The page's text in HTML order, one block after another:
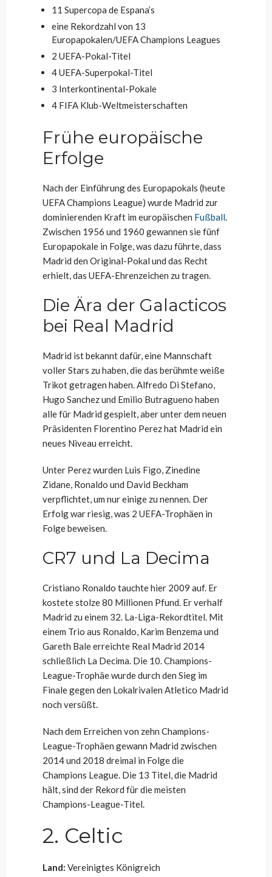
11 Supercopa de Espana’s
eine Rekordzahl von 13
Europapokalen/UEFA Champions Leagues
2 UEFA-Pokal-Titel
4 UEFA-Superpokal-Titel
3 Interkontinental-Pokale
4 FIFA Klub-Weltmeisterschaften
Frühe europäische
Erfolge
Nach der Einführung des Europapokals (heute
UEFA Champions League) wurde Madrid zur
dominierenden Kraft im europäischen Fußball.
Zwischen 1956 und 1960 gewannen sie fünf
Europapokale in Folge, was dazu führte, dass
Madrid den Original-Pokal und das Recht
erhielt, das UEFA-Ehrenzeichen zu tragen.
Die Ära der Galacticos
bei Real Madrid
Madrid ist bekannt dafür, eine Mannschaft
voller Stars zu haben, die das berühmte weiße
Trikot getragen haben. Alfredo Di Stefano,
Hugo Sanchez und Emilio Butragueno haben
alle für Madrid gespielt, aber unter dem neuen
Präsidenten Florentino Perez hat Madrid ein
neues Niveau erreicht.
Unter Perez wurden Luis Figo, Zinedine
Zidane, Ronaldo und David Beckham
verpflichtet, um nur einige zu nennen. Der
Erfolg war riesig, was 2 UEFA-Trophäen in
Folge beweisen.
CR7 und La Decima
Cristiano Ronaldo tauchte hier 2009 auf. Er
kostete stolze 80 Millionen Pfund. Er verhalf
Madrid zu einem 32. La-Liga-Rekordtitel. Mit
einem Trio aus Ronaldo, Karim Benzema und
Gareth Bale erreichte Real Madrid 2014
schließlich La Decima. Die 10. Champions-
League-Trophäe wurde durch den Sieg im
Finale gegen den Lokalrivalen Atletico Madrid
noch versüßt.
Nach dem Erreichen von zehn Champions-
League-Trophäen gewann Madrid zwischen
2014 und 2018 dreimal in Folge die
Champions League. Die 13 Titel, die Madrid
hält, sind der Rekord für die meisten
Champions-League-Titel.
2. Celtic
Land: Vereinigtes Königreich